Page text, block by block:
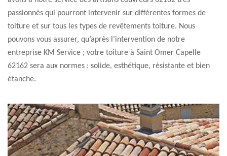
passionnés qui pourront intervenir sur différentes formes de
toiture et sur tous les types de revêtements toiture. Nous
pouvons vous assurer, qu’après l’intervention de notre
entreprise KM Service ; votre toiture à Saint Omer Capelle
62162 sera aux normes : solide, esthétique, résistante et bien
étanche.